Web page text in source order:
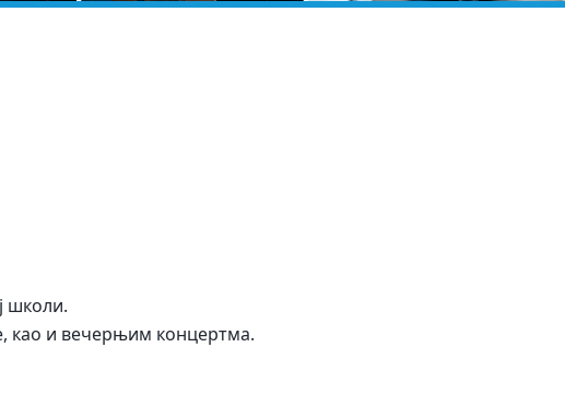
школи.
као и вечерњим концертма.